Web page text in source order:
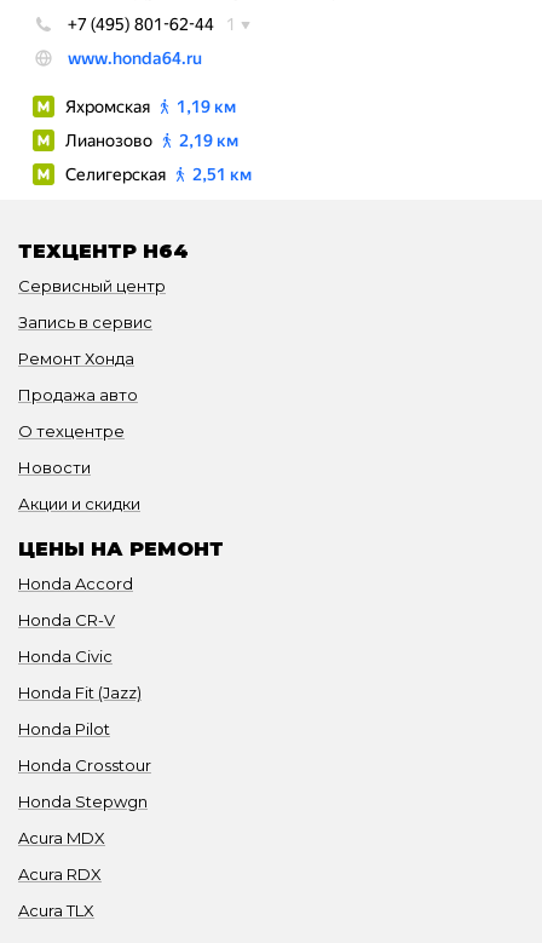
ТЕХЦЕНТР H64
Сервисный центр
Запись в сервис
Ремонт Хонда
Продажа авто
О техцентре
Новости
Акции и скидки
ЦЕНЫ НА РЕМОНТ
Honda Accord
Honda CR-V
Honda Civic
Honda Fit (Jazz)
Honda Pilot
Honda Crosstour
Honda Stepwgn
Acura MDX
Acura RDX
Acura TLX